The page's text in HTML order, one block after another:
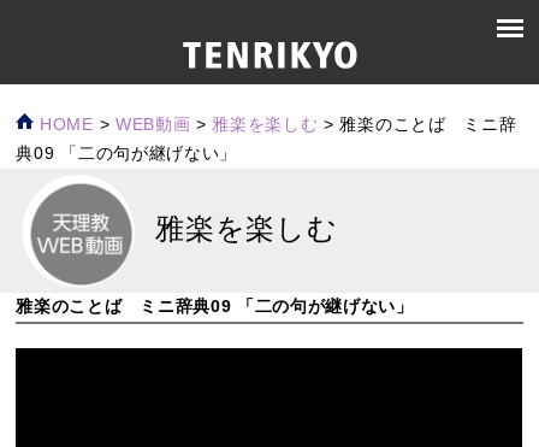
HOME > WEB動画 >雅楽を楽しむ >雅楽のことば ミニ辞
典09 「二の句が継げない」
雅楽を楽しむ
雅楽のことば ミニ辞典09 「二の句が継げない」